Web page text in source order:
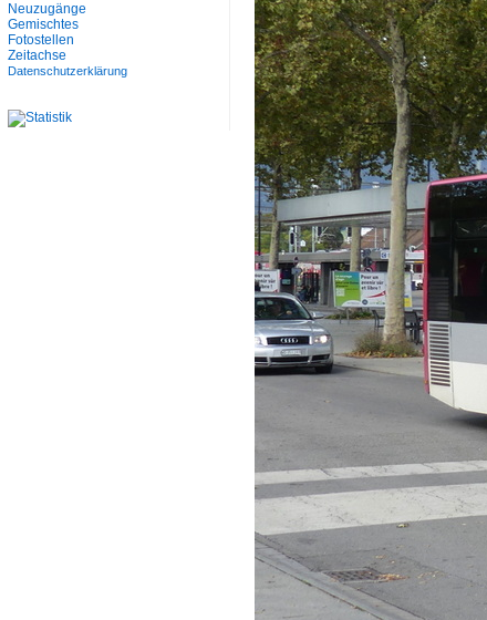
Neuzugänge
Gemischtes
Fotostellen
Zeitachse
Datenschutzerklärung